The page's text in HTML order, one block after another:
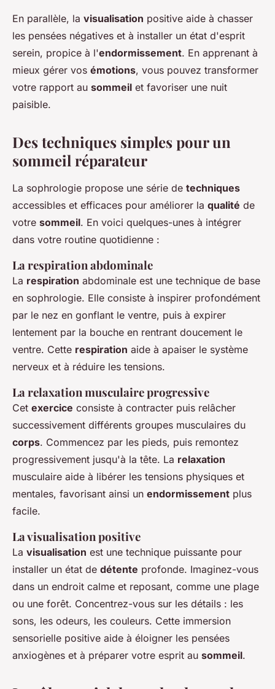
En parallèle, la visualisation positive aide à chasser
les pensées négatives et à installer un état d'esprit
serein, propice à l'endormissement. En apprenant à
mieux gérer vos émotions, vous pouvez transformer
votre rapport au sommeil et favoriser une nuit
paisible.
Des techniques simples pour un
sommeil réparateur
La sophrologie propose une série de techniques
accessibles et efficaces pour améliorer la qualité de
votre sommeil. En voici quelques-unes à intégrer
dans votre routine quotidienne :
La respiration abdominale
La respiration abdominale est une technique de base
en sophrologie. Elle consiste à inspirer profondément
par le nez en gonflant le ventre, puis à expirer
lentement par la bouche en rentrant doucement le
ventre. Cette respiration aide à apaiser le système
nerveux et à réduire les tensions.
La relaxation musculaire progressive
Cet exercice consiste à contracter puis relâcher
successivement différents groupes musculaires du
corps. Commencez par les pieds, puis remontez
progressivement jusqu'à la tête. La relaxation
musculaire aide à libérer les tensions physiques et
mentales, favorisant ainsi un endormissement plus
facile.
La visualisation positive
La visualisation est une technique puissante pour
installer un état de détente profonde. Imaginez-vous
dans un endroit calme et reposant, comme une plage
ou une forêt. Concentrez-vous sur les détails : les
sons, les odeurs, les couleurs. Cette immersion
sensorielle positive aide à éloigner les pensées
anxiogènes et à préparer votre esprit au sommeil.